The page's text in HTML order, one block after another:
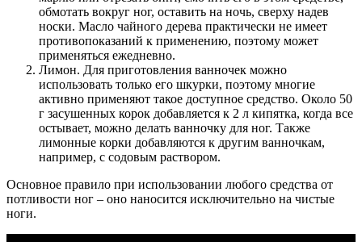
обмотать вокруг ног, оставить на ночь, сверху надев
носки. Масло чайного дерева практически не имеет
противопоказаний к применению, поэтому может
применяться ежедневно.
Лимон. Для приготовления ванночек можно
использовать только его шкурки, поэтому многие
активно применяют такое доступное средство. Около 50
г засушенных корок добавляется к 2 л кипятка, когда все
остывает, можно делать ванночку для ног. Также
лимонные корки добавляются к другим ванночкам,
например, с содовым раствором.
Основное правило при использовании любого средства от
потливости ног – оно наносится исключительно на чистые
ноги.